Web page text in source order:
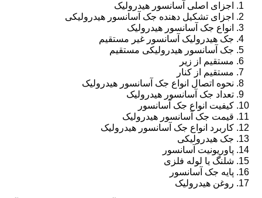
اجزای اصلی آسانسور هیدرولیک
اجزای تشکیل دهنده جک آسانسور هیدرولیکی
انواع جک آسانسور هیدرولیک
جک هیدرولیک آسانسور غیر مستقیم
جک آسانسور هیدرولیکی مستقیم
مستقیم از زیر
مستقیم از کنار
نحوه اتصال انواع جک آسانسور هیدرولیک
تعداد جک آسانسور هیدرولیک
کیفیت انواع جک آسانسور
قیمت جک آسانسور هیدرولیک
کاربرد انواع جک آسانسور هیدرولیک
جک هیدرولیکی
پاوریونیت آسانسور
شلنگ یا لوله فلزی
پایه جک آسانسور
روغن هیدرولیک